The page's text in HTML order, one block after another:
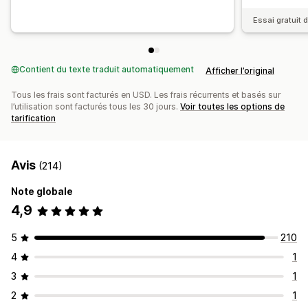
Essai gratuit
Contient du texte traduit automatiquement Afficher l’original
Tous les frais sont facturés en USD. Les frais récurrents et basés sur
l’utilisation sont facturés tous les 30 jours. Voir toutes les options de
tarification
Avis (214)
Note globale
4,9
5
210
4
1
3
1
2
1